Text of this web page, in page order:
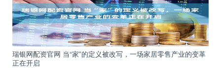
瑞银网配资官网 当“家”的定义被改写，一场家居零售产业的变革
正在开启